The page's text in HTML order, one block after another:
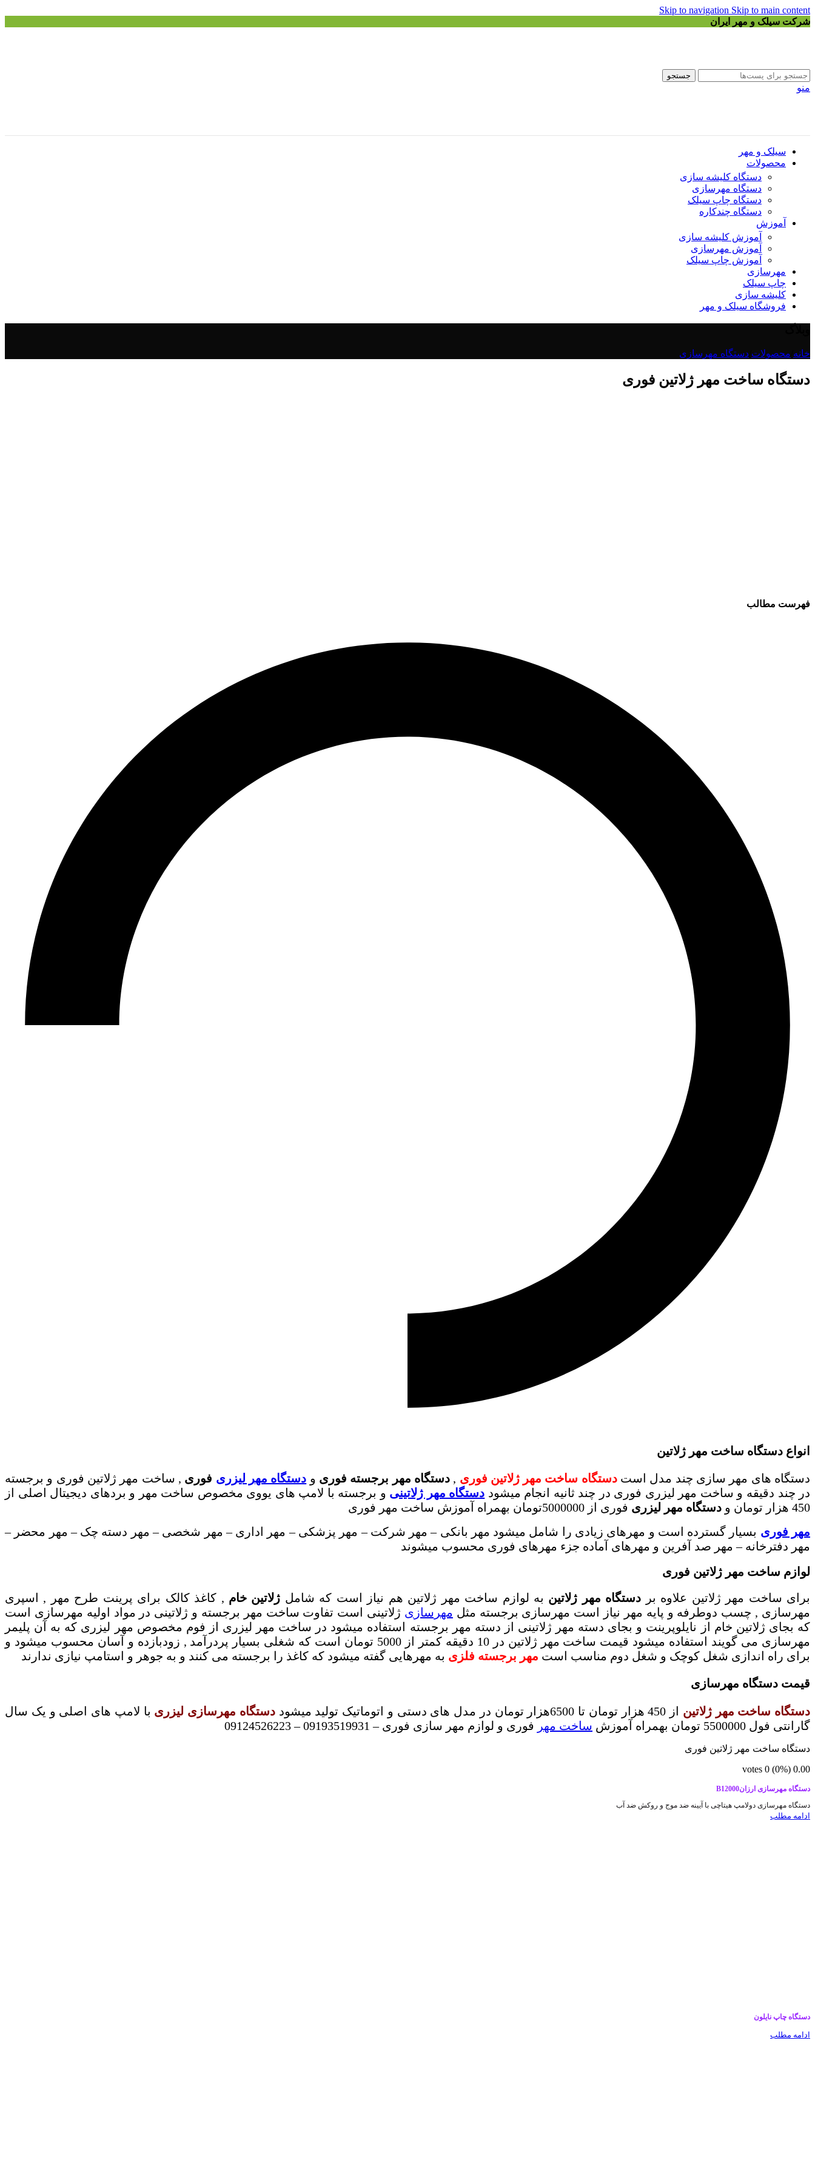
Skip to navigation Skip to main content
شرکت سیلک و مهر ایران
جستجو
منو
سیلک و مهر
محصولات
دستگاه کلیشه سازی
دستگاه مهرسازی
دستگاه چاپ سیلک
دستگاه چندکاره
آموزش
آموزش کلیشه سازی
آموزش مهرسازی
آموزش چاپ سیلک
مهرسازی
چاپ سیلک
کلیشه سازی
فروشگاه سیلک و مهر
خانه محصولات دستگاه مهرسازی
دستگاه ساخت مهر ژلاتین فوری
فهرست مطالب
انواع دستگاه ساخت مهر ژلاتین
دستگاه های مهر سازی چند مدل استدستگاه ساخت مهر ژلاتین فوری ,دستگاه مهر برجسته فوری و دستگاه مهر لیزری فوری , ساخت مهر ژلاتین فوری و برجسته
در چند دقیقه و ساخت مهر لیزری فوری در چند ثانیه انجام میشود دستگاه مهر ژلاتینی و برجسته با لامپ های یووی مخصوص ساخت مهر و بردهای دیجیتال اصلی از
450 هزار تومان و
دستگاه مهر لیزری فوری از 5000000تومان بهمراه آموزش ساخت مهر فوری
مهر فوری بسیار گسترده است و مهرهای زیادی را شامل میشود مهر بانکی – مهر شرکت – مهر پزشکی – مهر اداری – مهر شخصی – مهر دسته چک – مهر محضر –
مهر دفترخانه – مهر صد آفرین و مهرهای آماده جزء مهرهای فوری محسوب میشوند
لوازم ساخت مهر ژلاتین فوری
برای ساخت مهر ژلاتین علاوه بر دستگاه مهر ژلاتین به لوازم ساخت مهر ژلاتین هم نیاز است که شامل ژلاتین خام , کاغذ کالک برای پرینت طرح مهر , اسپری
مهرسازی , چسب دوطرفه و پایه مهر نیاز است مهرسازی برجسته مثل مهرسازی ژلاتینی است تفاوت ساخت مهر برجسته و ژلاتینی در مواد اولیه مهرسازی است
که بجای ژلاتین خام از نایلوپرینت و بجای دسته مهر ژلاتینی از دسته مهر برجسته استفاده میشود در ساخت مهر لیزری از فوم مخصوص مهر لیزری که به آن پلیمر
مهرسازی می گویند استفاده میشود قیمت ساخت مهر ژلاتین در 10 دقیقه کمتر از 5000 تومان است که شغلی بسیار پردرآمد , زودبازده و آسان محسوب میشود و
برای راه اندازی شغل کوچک و شغل دوم مناسب است مهر برجسته فلزی به مهرهایی گفته میشود که کاغذ را برجسته می کنند و به جوهر و استامپ نیازی ندارند
قیمت دستگاه مهرسازی
دستگاه ساخت مهر ژلاتین از 450 هزار تومان تا 6500هزار تومان در مدل های دستی و اتوماتیک تولید میشود دستگاه مهرسازی لیزری با لامپ های اصلی و یک سال
گارانتی فول 5500000 تومان بهمراه آموزش
ساخت مهر فوری و لوازم مهر سازی فوری – 09193519931 – 09124526223
دستگاه ساخت مهر ژلاتین فوری
0.00
(0%)
0
دستگاه مهرسازی ارزانB12000
دستگاه مهرسازی دولامپ هیتاچی با آیینه ضد موج و روکش ضد آب
ادامه مطلب
دستگاه چاپ نایلون
ادامه مطلب